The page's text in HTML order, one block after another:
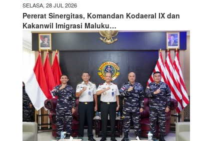
SELASA, 28 JUL 2026
Pererat Sinergitas, Komandan Kodaeral IX dan
Kakanwil Imigrasi Maluku…